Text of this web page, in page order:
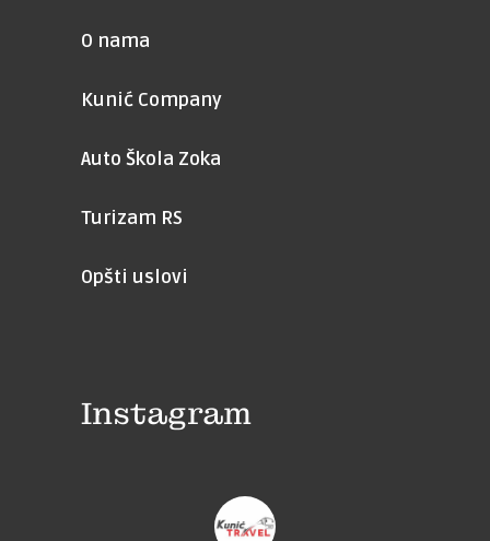
O nama
Kunić Company
Auto Škola Zoka
Turizam RS
Opšti uslovi
Instagram